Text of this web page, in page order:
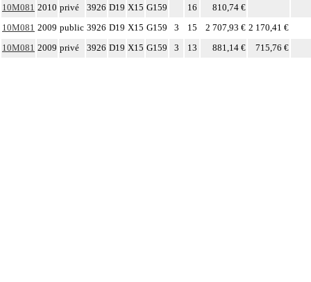
10M081 2010 privé 3926 D19 X15 G159 16
810,74 €
10M081 2009 public 3926 D19 X15 G159 3 15 2 707,93 € 2 170,41 €
10M081 2009 privé 3926 D19 X15 G159 3 13 881,14 € 715,76 €